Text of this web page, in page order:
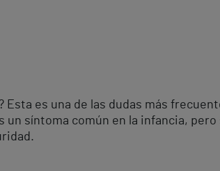
es una de las dudas más
síntoma común en la infancia,